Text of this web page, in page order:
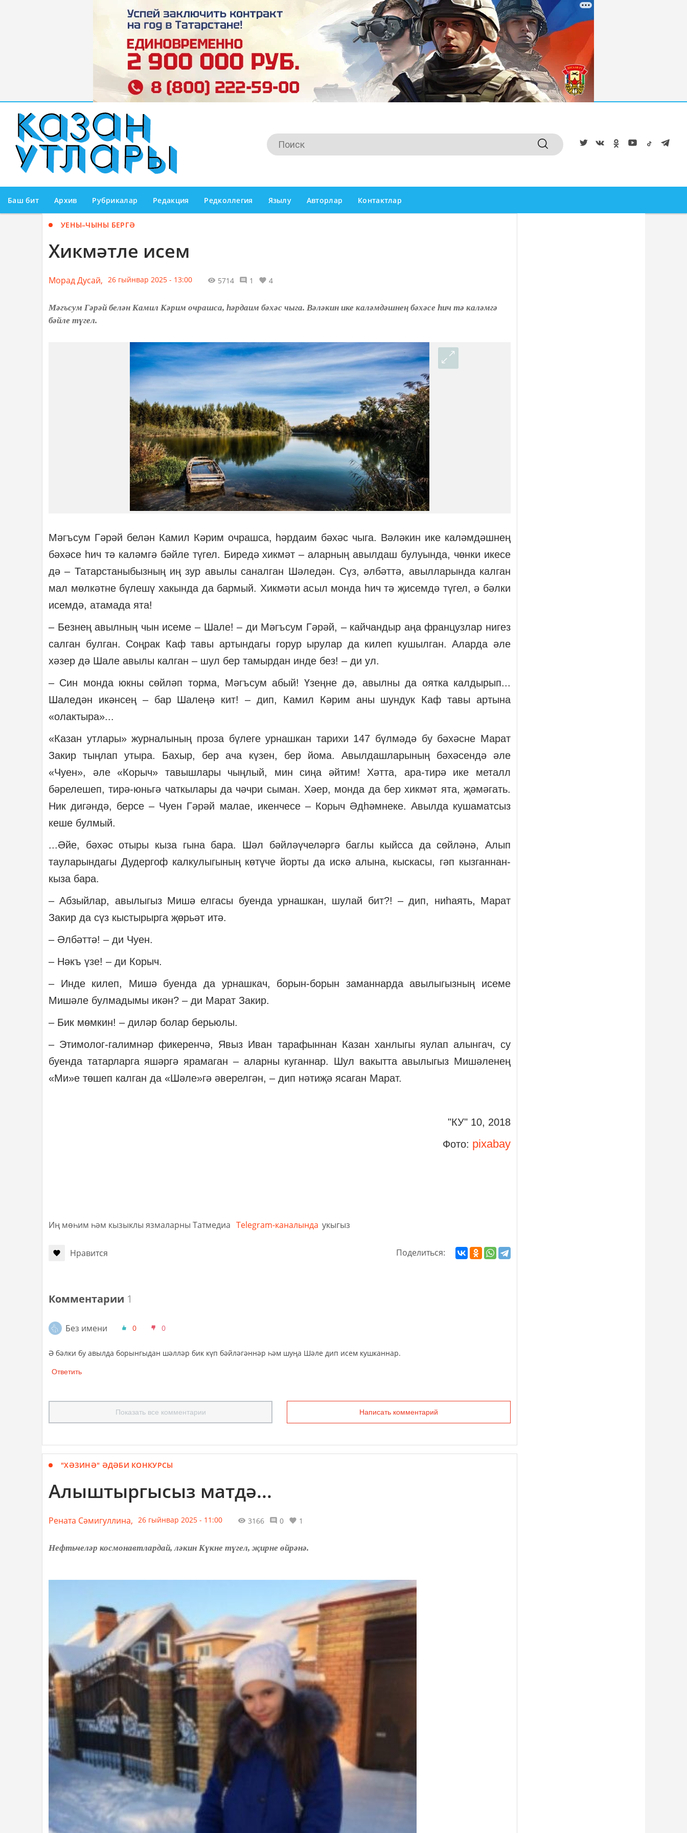
Баш бит Архив Рубрикалар Редакция Редколлегия Язылу Авторлар Контактлар
УЕНЫ–ЧЫНЫ БЕРГӘ
Хикмәтле исем
Морад Дусай, 26 гыйнвар 2025 - 13:00 5714 1 4
Мәгъсум Гәрәй белән Камил Кәрим очрашса, һәрдаим бәхәс чыга. Вәләкин ике каләмдәшнең бәхәсе һич тә каләмгә
бәйле түгел.
Мәгъсум Гәрәй белән Камил Кәрим очрашса, һәрдаим бәхәс чыга. Вәләкин ике каләмдәшнең
бәхәсе һич тә каләмгә бәйле түгел. Биредә хикмәт – аларның авылдаш булуында, чөнки икесе
дә – Татарстаныбызның иң зур авылы саналган Шәледән. Сүз, әлбәттә, авылларында калган
мал мөлкәтне бүлешү хакында да бармый. Хикмәти асыл монда һич тә җисемдә түгел, ә бәлки
исемдә, атамада ята!
– Безнең авылның чын исеме – Шале! – ди Мәгъсум Гәрәй, – кайчандыр аңа французлар нигез
салган булган. Соңрак Каф тавы артындагы горур ырулар да килеп кушылган. Аларда әле
хәзер дә Шале авылы калган – шул бер тамырдан инде без! – ди ул.
– Син монда юкны сөйләп торма, Мәгъсум абый! Үзеңне дә, авылны да оятка калдырып...
Шаледән икәнсең – бар Шалеңә кит! – дип, Камил Кәрим аны шундук Каф тавы артына
«олактыра»...
«Казан утлары» журналының проза бүлеге урнашкан тарихи 147 бүлмәдә бу бәхәсне Марат
Закир тыңлап утыра. Бахыр, бер ача күзен, бер йома. Авылдашларының бәхәсендә әле
«Чуен», әле «Корыч» тавышлары чыңлый, мин сиңа әйтим! Хәтта, ара-тирә ике металл
бәрелешеп, тирә-юньгә чаткылары да чәчри сыман. Хәер, монда да бер хикмәт ята, җәмәгать.
Ник дигәндә, берсе – Чуен Гәрәй малае, икенчесе – Корыч Әдһәмнеке. Авылда кушаматсыз
кеше булмый.
...Әйе, бәхәс отыры кыза гына бара. Шәл бәйләүчеләргә баглы кыйсса да сөйләнә, Алып
тауларындагы Дудергоф калкулыгының көтүче йорты да искә алына, кыскасы, гәп кызганнан-
кыза бара.
– Абзыйлар, авылыгыз Мишә елгасы буенда урнашкан, шулай бит?! – дип, ниһаять, Марат
Закир да сүз кыстырырга җөрьәт итә.
– Әлбәттә! – ди Чуен.
– Нәкъ үзе! – ди Корыч.
– Инде килеп, Мишә буенда да урнашкач, борын-борын заманнарда авылыгызның исеме
Мишәле булмадымы икән? – ди Марат Закир.
– Бик мөмкин! – диләр болар берьюлы.
– Этимолог-галимнәр фикеренчә, Явыз Иван тарафыннан Казан ханлыгы яулап алынгач, су
буенда татарларга яшәргә ярамаган – аларны куганнар. Шул вакытта авылыгыз Мишәленең
«Ми»е төшеп калган да «Шәле»гә әверелгән, – дип нәтиҗә ясаган Марат.
"КУ" 10, 2018
Фото: pixabay
Иң мөһим һәм кызыклы язмаларны Татмедиа Telegram-каналында укыгыз
Нравится Поделиться:
Комментарии 1
Без имени 0 0
Ә бәлки бу авылда борынгыдан шәлләр бик күп бәйләгәннәр һәм шуңа Шәле дип исем кушканнар.
Ответить
Показать все комментарии Написать комментарий
"ХӘЗИНӘ" ӘДӘБИ КОНКУРСЫ
Алыштыргысыз матдә...
Рената Сәмигуллина, 26 гыйнвар 2025 - 11:00 3166 0 1
Нефтьчеләр космонавтлардай, ләкин Күкне түгел, җирне өйрәнә.